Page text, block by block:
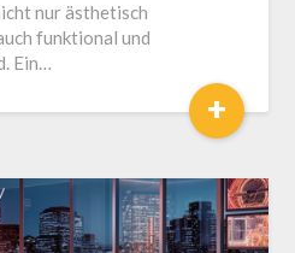
nur ästhetisch
funktional und
Ein…
+